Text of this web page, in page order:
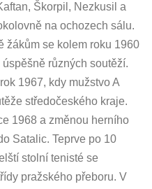
Škorpil, Nezkusil a
na ochozech sálu.
žákům se kolem roku 1960
různých soutěží.
1967, kdy mužstvo A
středočeského kraje.
1968 a změnou herního
Satalic. Teprve po 10
stolní tenisté se
pražského přeboru. V